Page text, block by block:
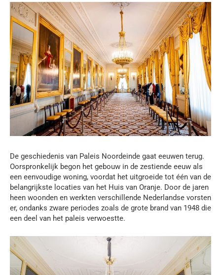
De geschiedenis van Paleis Noordeinde gaat eeuwen terug.
Oorspronkelijk begon het gebouw in de zestiende eeuw als
een eenvoudige woning, voordat het uitgroeide tot één van de
belangrijkste locaties van het Huis van Oranje. Door de jaren
heen woonden en werkten verschillende Nederlandse vorsten
er, ondanks zware periodes zoals de grote brand van 1948 die
een deel van het paleis verwoestte.